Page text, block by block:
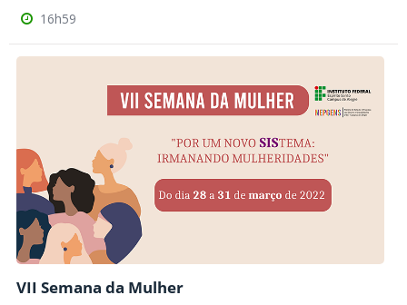
16h59
VII Semana da Mulher